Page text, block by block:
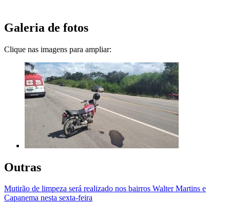
Galeria de fotos
Clique nas imagens para ampliar:
Outras
Mutirão de limpeza será realizado nos bairros Walter Martins e
Capanema nesta sexta-feira